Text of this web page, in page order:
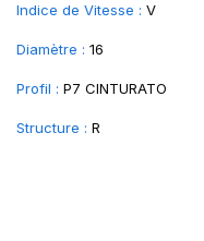
Indice de Vitesse : V
Diamètre : 16
Profil : P7 CINTURATO
Structure : R